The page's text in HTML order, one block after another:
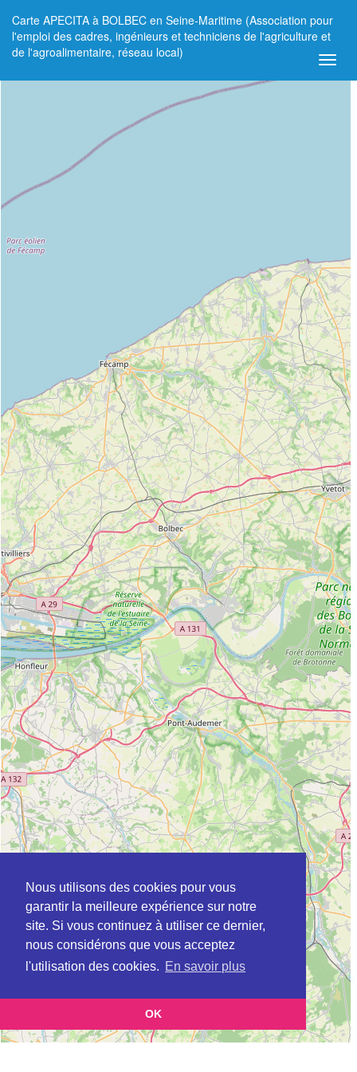
Nous utilisons des cookies pour vous
garantir la meilleure expérience sur notre
site. Si vous continuez à utiliser ce dernier,
nous considérons que vous acceptez
l'utilisation des cookies. En savoir plus
OK
Carte APECITA à BOLBEC en Seine-Maritime (Association pour
l'emploi des cadres, ingénieurs et techniciens de l'agriculture et
de l'agroalimentaire, réseau local)
+
−